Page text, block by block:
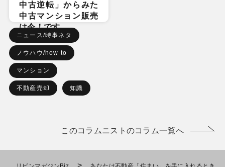
中古逆転」からみた
中古マンション販売
は今！です
ニュース/時事ネタ
ノウハウ/how to
マンション
不動産売却 知識
このコラムニストのコラム一覧へ